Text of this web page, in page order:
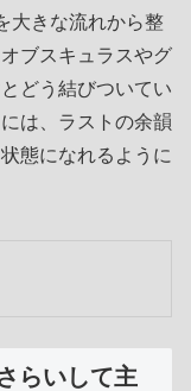
大きな流れから整
ブスキュラスやグ
どう結びついてい
は、ラストの余韻
態になれるように
らいして主